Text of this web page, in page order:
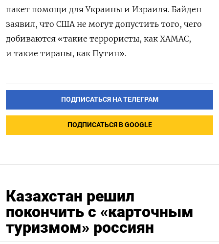
пакет помощи для Украины и Израиля. Байден
заявил, что США не могут допустить того, чего
добиваются «такие террористы, как ХАМАС,
и такие тираны, как Путин».
ПОДПИСАТЬСЯ НА ТЕЛЕГРАМ
ПОДПИСАТЬСЯ В GOOGLE
Казахстан решил
покончить с «карточным
туризмом» россиян